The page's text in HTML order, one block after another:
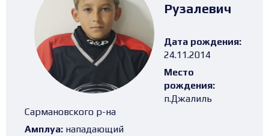
Рузалевич
Дата рождения:
24.11.2014
Место
рождения:
п.Джалиль
Сармановского р-на
Амплуа: нападающий